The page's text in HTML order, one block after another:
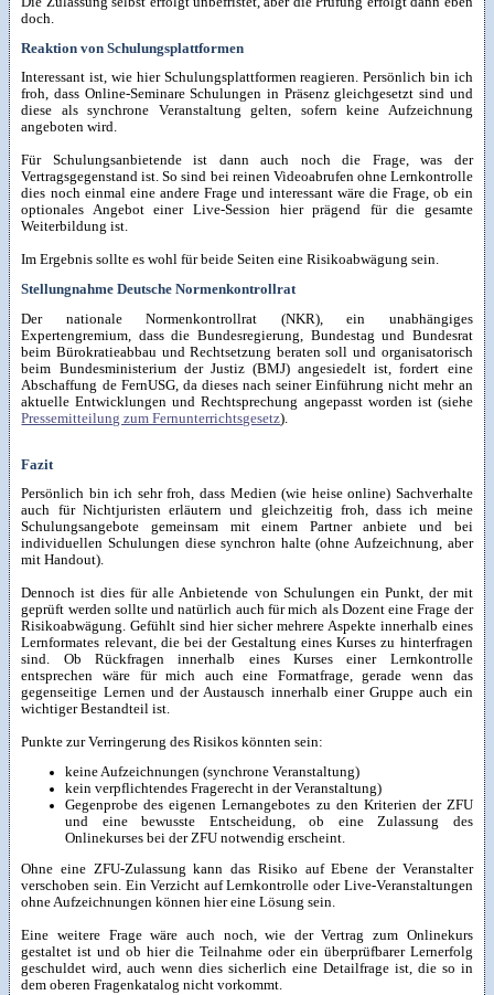
doch.
Reaktion von Schulungsplattformen
Interessant ist, wie hier Schulungsplattformen reagieren. Persönlich bin ich
froh, dass Online-Seminare Schulungen in Präsenz gleichgesetzt sind und
diese als synchrone Veranstaltung gelten, sofern keine Aufzeichnung
angeboten wird.
Für Schulungsanbietende ist dann auch noch die Frage, was der
Vertragsgegenstand ist. So sind bei reinen Videoabrufen ohne Lernkontrolle
dies noch einmal eine andere Frage und interessant wäre die Frage, ob ein
optionales Angebot einer Live-Session hier prägend für die gesamte
Weiterbildung ist.
Im Ergebnis sollte es wohl für beide Seiten eine Risikoabwägung sein.
Stellungnahme Deutsche Normenkontrollrat
Der nationale Normenkontrollrat (NKR), ein unabhängiges
Expertengremium, dass die Bundesregierung, Bundestag und Bundesrat
beim Bürokratieabbau und Rechtsetzung beraten soll und organisatorisch
beim Bundesministerium der Justiz (BMJ) angesiedelt ist, fordert eine
Abschaffung de FernUSG, da dieses nach seiner Einführung nicht mehr an
aktuelle Entwicklungen und Rechtsprechung angepasst worden ist (siehe
Pressemitteilung zum Fernunterrichtsgesetz).
Fazit
Persönlich bin ich sehr froh, dass Medien (wie heise online) Sachverhalte
auch für Nichtjuristen erläutern und gleichzeitig froh, dass ich meine
Schulungsangebote gemeinsam mit einem Partner anbiete und bei
individuellen Schulungen diese synchron halte (ohne Aufzeichnung, aber
mit Handout).
Dennoch ist dies für alle Anbietende von Schulungen ein Punkt, der mit
geprüft werden sollte und natürlich auch für mich als Dozent eine Frage der
Risikoabwägung. Gefühlt sind hier sicher mehrere Aspekte innerhalb eines
Lernformates relevant, die bei der Gestaltung eines Kurses zu hinterfragen
sind. Ob Rückfragen innerhalb eines Kurses einer Lernkontrolle
entsprechen wäre für mich auch eine Formatfrage, gerade wenn das
gegenseitige Lernen und der Austausch innerhalb einer Gruppe auch ein
wichtiger Bestandteil ist.
Punkte zur Verringerung des Risikos könnten sein:
keine Aufzeichnungen (synchrone Veranstaltung)
kein verpflichtendes Fragerecht in der Veranstaltung)
Gegenprobe des eigenen Lernangebotes zu den Kriterien der ZFU
und eine bewusste Entscheidung, ob eine Zulassung des
Onlinekurses bei der ZFU notwendig erscheint.
Ohne eine ZFU-Zulassung kann das Risiko auf Ebene der Veranstalter
verschoben sein. Ein Verzicht auf Lernkontrolle oder Live-Veranstaltungen
ohne Aufzeichnungen können hier eine Lösung sein.
Eine weitere Frage wäre auch noch, wie der Vertrag zum Onlinekurs
gestaltet ist und ob hier die Teilnahme oder ein überprüfbarer Lernerfolg
geschuldet wird, auch wenn dies sicherlich eine Detailfrage ist, die so in
dem oberen Fragenkatalog nicht vorkommt.